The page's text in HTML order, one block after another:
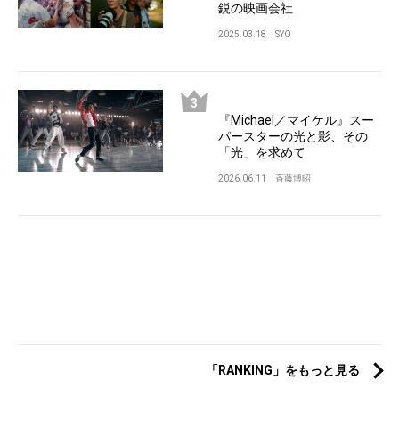
鋭の映画会社
2025.03.18 SYO
『Michael／マイケル』スー
パースターの光と影、その
「光」を求めて
2026.06.11 斉藤博昭
「RANKING」をもっと見る